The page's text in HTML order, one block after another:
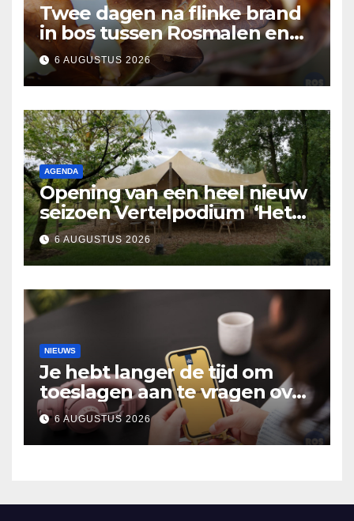
Twee dagen na flinke brand
in bos tussen Rosmalen en
Nuland
6 AUGUSTUS 2026
AGENDA
Opening van een heel nieuw
seizoen Vertelpodium ‘Het
Lopende Vuur’. Landelijke
verhalen in Bomentuin D’n
Hooidonk
6 AUGUSTUS 2026
NIEUWS
Je hebt langer de tijd om
toeslagen aan te vragen over
2025
6 AUGUSTUS 2026